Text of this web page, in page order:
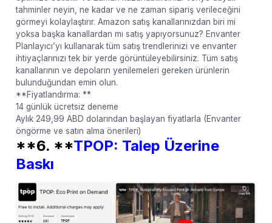
tahminler neyin, ne kadar ve ne zaman sipariş verileceğini
görmeyi kolaylaştırır. Amazon satış kanallarınızdan biri mi
yoksa başka kanallardan mı satış yapıyorsunuz? Envanter
Planlayıcı’yı kullanarak tüm satış trendlerinizi ve envanter
ihtiyaçlarınızı tek bir yerde görüntüleyebilirsiniz. Tüm satış
kanallarının ve depoların yenilemeleri gereken ürünlerin
bulunduğundan emin olun.
**Fiyatlandırma: **
14 günlük ücretsiz deneme
Aylık 249,99 ABD dolarından başlayan fiyatlarla (Envanter
öngörme ve satın alma önerileri)
**6. **TPOP: Talep Üzerine
Baskı